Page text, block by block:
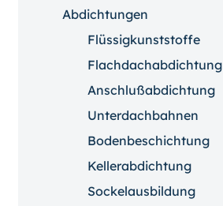
Abdichtungen
Flüssigkunststoffe
Flachdachabdichtung
Anschlußabdichtung
Unterdachbahnen
Bodenbeschichtung
Kellerabdichtung
Sockelausbildung